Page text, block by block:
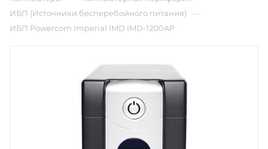
ИБП (Источники бесперебойного питания) —
ИБП Powercom Imperial IMD IMD-1200AP